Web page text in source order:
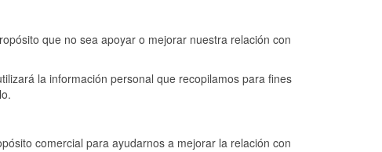
que no sea apoyar o mejorar nuestra relación con
la información personal que recopilamos para fines
comercial para ayudarnos a mejorar la relación con